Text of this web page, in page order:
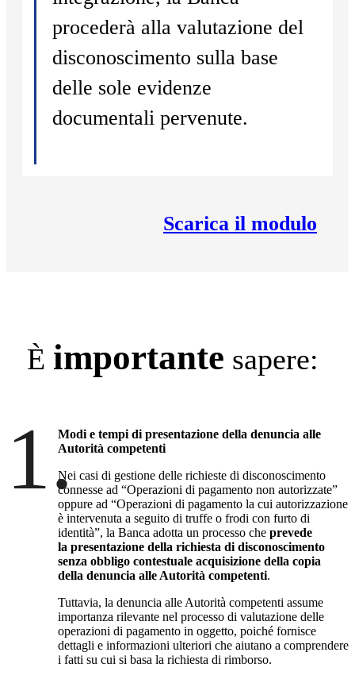
procederà alla valutazione del
disconoscimento sulla base
delle sole evidenze
documentali pervenute.
Scarica il modulo
È importante sapere:
1.Modi e tempi di presentazione della denuncia alle
Autorità competenti
Nei casi di gestione delle richieste di disconoscimento
connesse ad “Operazioni di pagamento non autorizzate”
oppure ad “Operazioni di pagamento la cui autorizzazione
è intervenuta a seguito di truffe o frodi con furto di
identità”, la Banca adotta un processo che prevede
la presentazione della richiesta di disconoscimento
senza obbligo contestuale acquisizione della copia
della denuncia alle Autorità competenti.
Tuttavia, la denuncia alle Autorità competenti assume
importanza rilevante nel processo di valutazione delle
operazioni di pagamento in oggetto, poiché fornisce
dettagli e informazioni ulteriori che aiutano a comprendere
i fatti su cui si basa la richiesta di rimborso.